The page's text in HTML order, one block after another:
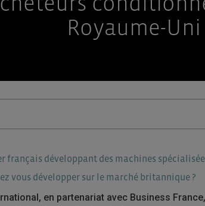
Royaume-Uni
français développant des machines
vous développer sur le marché britannique ?
en partenariat avec Business